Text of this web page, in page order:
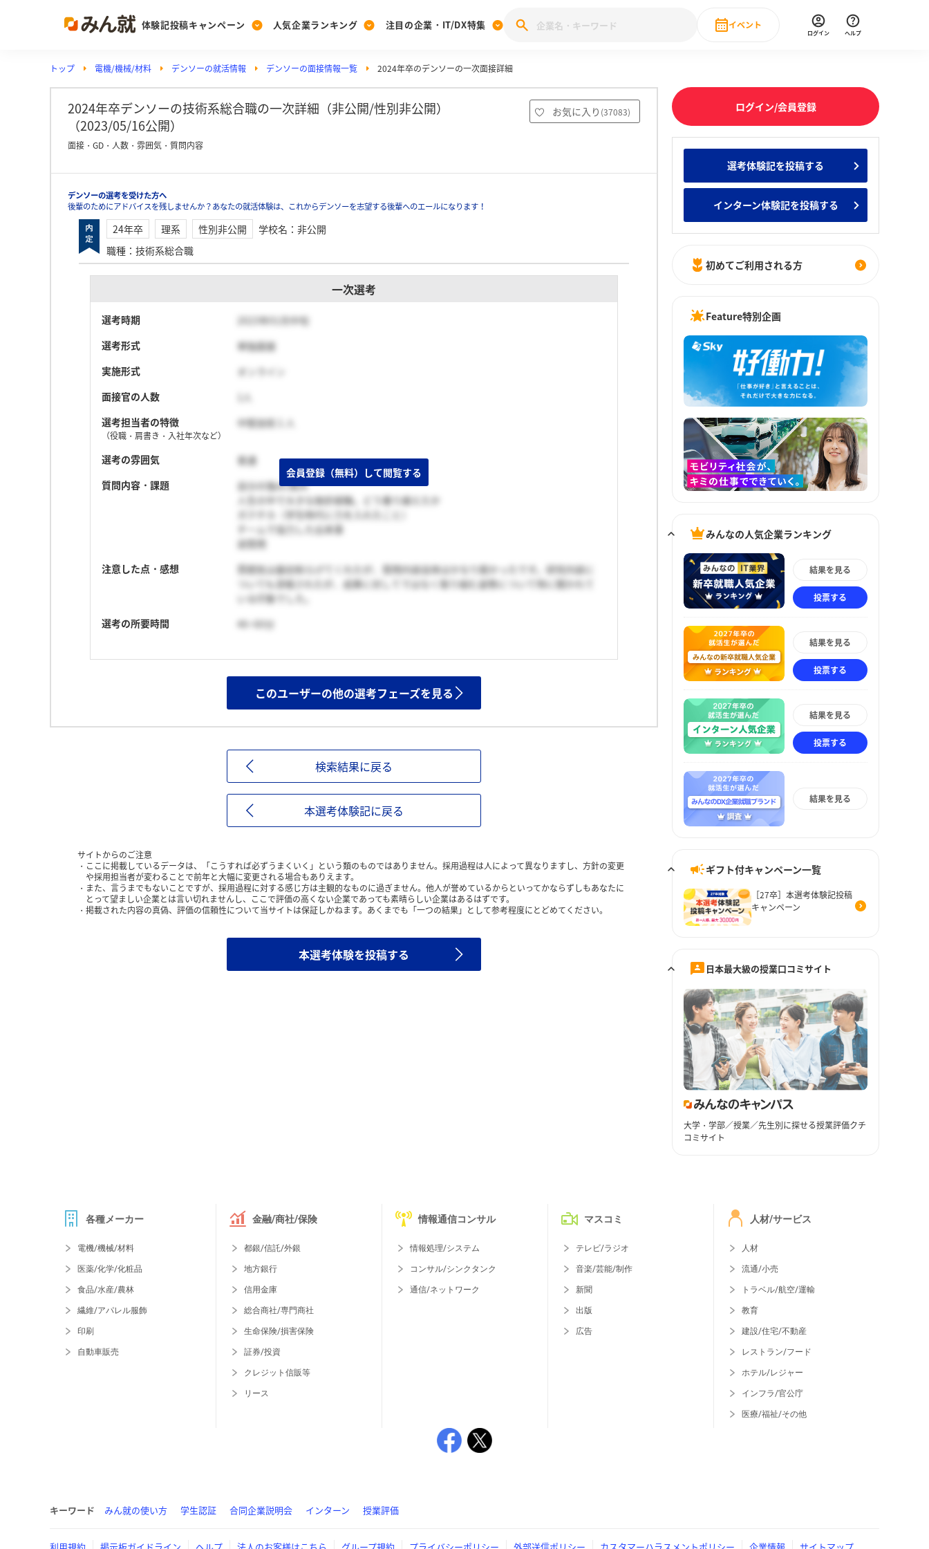
体験記投稿キャンペーン
Post
投稿する
[27卒] 本選考体験記投稿キャンペーン
人気企業ランキング
Ranking
ランキングを見る
みんなのDX企業就職ブランド調査
みんなの新卒就職人気企業ランキング みんなのインターン人気企業ランキ
注目の企業・IT/DX特集
PickUp
注目の企業特集
28卒 IT・DX現場社員インタビュー
動画で知ろう！業界・企業研究
イベント
直近のイベント一覧
ログイン ヘルプ
トップ 電機/機械/材料 デンソーの就活情報 デンソーの面接情報一覧 2024年卒のデンソーの一次面接詳細
2024年卒デンソーの技術系総合職の一次詳細（非公開/性別非公開）
（2023/05/16公開）
お気に入り (37083)
面接・GD・人数・雰囲気・質問内容
デンソーの選考を受けた方へ
後輩のためにアドバイスを残しませんか？あなたの就活体験は、これからデンソーを志望する後輩へのエールになります！
24年卒 理系 性別非公開 学校名 ： 非公開
職種 ： 技術系総合職
一次選考
選考時期
2023年01月中旬
選考形式
単独面接
実施形式
オンライン
面接官の人数
選考担当者の特徴
（役職・肩書き・入社年次など）
中堅技術１人
選考の雰囲気
普通
質問内容・課題
自分の強み/弱み
人生の中で大きな挫折経験。どう乗り越えたか
ガクチカ（学生時代に力を入れたこと）
チームで協力した出来事
逆質問
注意した点・感想
雰囲気は最初和らげてくれたが、質問内容自体はかなり鋭かったです。研究内容に
ついても深堀されたが、成果に対してではなく取り組む姿勢について特に聞かれて
いる印象でした。
選考の所要時間
46~60分
このユーザーの他の選考フェーズを見る
検索結果に戻る
本選考体験記に戻る
サイトからのご注意
ここに掲載しているデータは、「こうすれば必ずうまくいく」という類のものではありません。採用過程は人によって異なりますし、方針の変更
や採用担当者が変わることで前年と大幅に変更される場合もありえます。
また、言うまでもないことですが、採用過程に対する感じ方は主観的なものに過ぎません。他人が誉めているからといってかならずしもあなたに
とって望ましい企業とは言い切れませんし、ここで評価の高くない企業であっても素晴らしい企業はあるはずです。
掲載された内容の真偽、評価の信頼性について当サイトは保証しかねます。あくまでも「一つの結果」として参考程度にとどめてください。
本選考体験を投稿する
ログイン/会員登録
選考体験記を投稿する
インターン体験記を投稿する
初めてご利用される方
Feature特別企画
みんなの人気企業ランキング
結果を見る
投票する
結果を見る
投票する
結果を見る
投票する
結果を見る
ギフト付キャンペーン一覧
［27卒］本選考体験記投稿
キャンペーン
日本最大級の授業口コミサイト
大学・学部／授業／先生別に探せる授業評価クチ
コミサイト
各種メーカー
電機/機械/材料
医薬/化学/化粧品
食品/水産/農林
繊維/アパレル服飾
印刷
自動車販売
金融/商社/保険
都銀/信託/外銀
地方銀行
信用金庫
総合商社/専門商社
生命保険/損害保険
証券/投資
クレジット信販等
リース
情報通信コンサル
情報処理/システム
コンサル/シンクタンク
通信/ネットワーク
マスコミ
テレビ/ラジオ
音楽/芸能/制作
新聞
出版
広告
人材/サービス
人材
流通/小売
トラベル/航空/運輸
教育
建設/住宅/不動産
レストラン/フード
ホテル/レジャー
インフラ/官公庁
医療/福祉/その他
キーワード みん就の使い方 学生認証 合同企業説明会 インターン 授業評価